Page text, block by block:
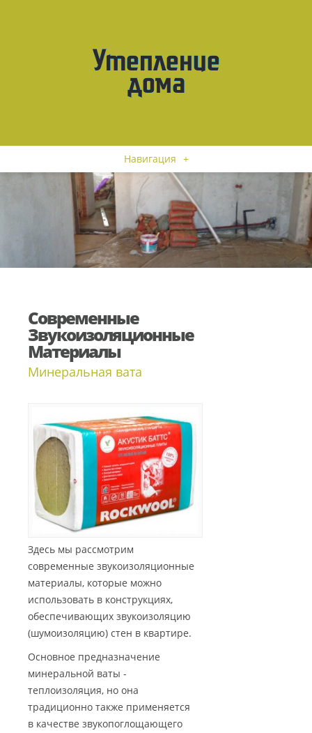
Навигация +
Современные
Звукоизоляционные
Материалы
Минеральная вата
Здесь мы рассмотрим
современные звукоизоляционные
материалы, которые можно
использовать в конструкциях,
обеспечивающих звукоизоляцию
(шумоизоляцию) стен в квартире.
Основное предназначение
минеральной ваты -
теплоизоляция, но она
традиционно также применяется
в качестве звукопоглощающего